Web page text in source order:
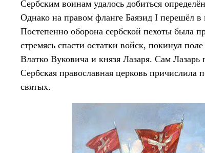
Сербским воинам удалось добиться
Однако на правом фланге Баязид I перешёл в
Постепенно оборона сербской пехоты была
стремясь спасти остатки войск, покинул
Влатко Вуковича и князя Лазаря. Сам
Сербская православная церковь причислила
святых.